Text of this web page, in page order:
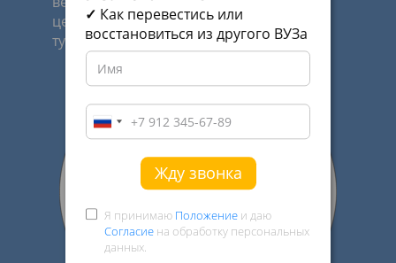
центров в сфере профессионального
туристского образования в России.
✓ Как перевестись или
восстановиться из другого ВУЗа
Жду звонка
Я принимаю Положение и даю
Согласие на обработку персональных
данных.